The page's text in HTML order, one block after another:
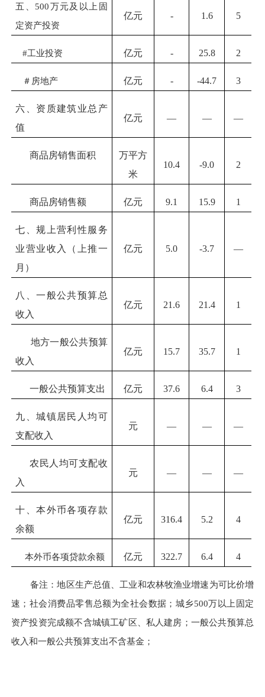
五、 500万元及以上固
定资产投资
亿元 - 1.6 5
#工业投资 亿元 - 25.8 2
＃房地产 亿元 - -44.7 3
六、资质建筑业总产
值
亿元 — — —
商品房销售面积
万平方
米
10.4 -9.0 2
商品房销售额 亿元 9.1 15.9 1
七、规上营利性服务
业营业收入（上推一
月）
亿元 5.0 -3.7 —
八、一般公共预算总
收入
亿元 21.6 21.4 1
地方一般公共预算
收入
亿元 15.7 35.7 1
一般公共预算支出 亿元 37.6 6.4 3
九、城镇居民人均可
支配收入
元 — — —
农民人均可支配收
入
元 — — —
十、本外币各项存款
余额
亿元 316.4 5.2 4
本外币各项贷款余额 亿元 322.7 6.4 4
备注：地区生产总值、工业和农林牧渔业增速为可比价增
速；社会消费品零售总额为全社会数据；城乡500万以上固定
资产投资完成额不含城镇工矿区、私人建房；一般公共预算总
收入和一般公共预算支出不含基金；